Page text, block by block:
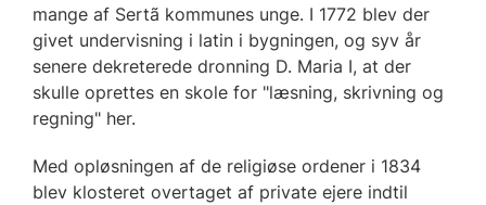
mange af Sertã kommunes unge. I 1772 blev der
givet undervisning i latin i bygningen, og syv år
senere dekreterede dronning D. Maria I, at der
skulle oprettes en skole for "læsning, skrivning og
regning" her.
Med opløsningen af de religiøse ordener i 1834
blev klosteret overtaget af private ejere indtil